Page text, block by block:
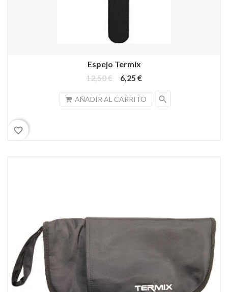
Espejo Termix
12,50 €
6,25 €
AÑADIR AL CARRITO search
favorite_border